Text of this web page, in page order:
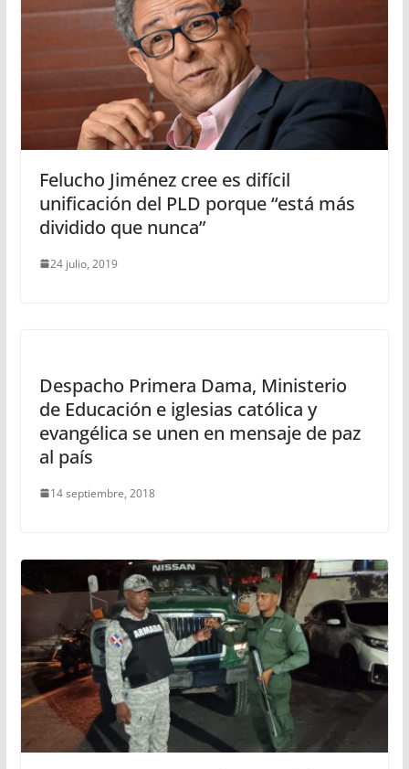
Felucho Jiménez cree es difícil
unificación del PLD porque “está más
dividido que nunca”
24 julio, 2019
Despacho Primera Dama, Ministerio
de Educación e iglesias católica y
evangélica se unen en mensaje de paz
al país
14 septiembre, 2018